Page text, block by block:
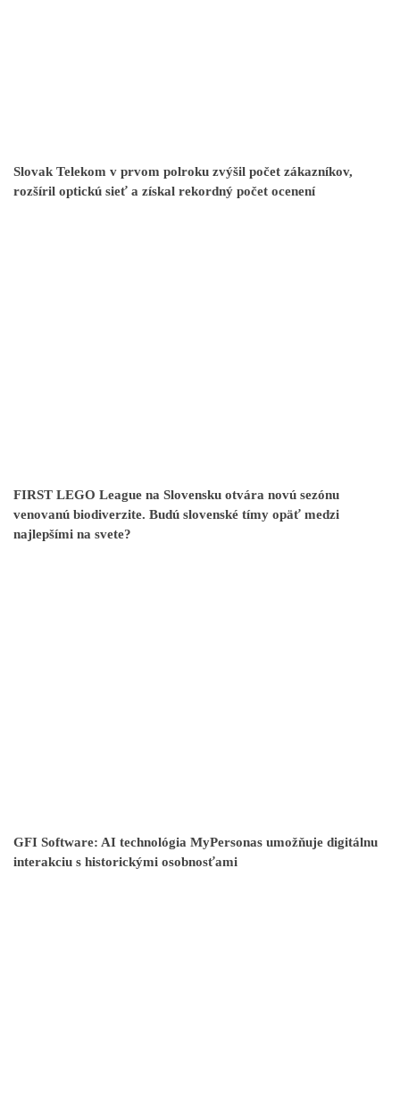
Slovak Telekom v prvom polroku zvýšil počet zákazníkov,
rozšíril optickú sieť a získal rekordný počet ocenení
FIRST LEGO League na Slovensku otvára novú sezónu
venovanú biodiverzite. Budú slovenské tímy opäť medzi
najlepšími na svete?
GFI Software: AI technológia MyPersonas umožňuje digitálnu
interakciu s historickými osobnosťami